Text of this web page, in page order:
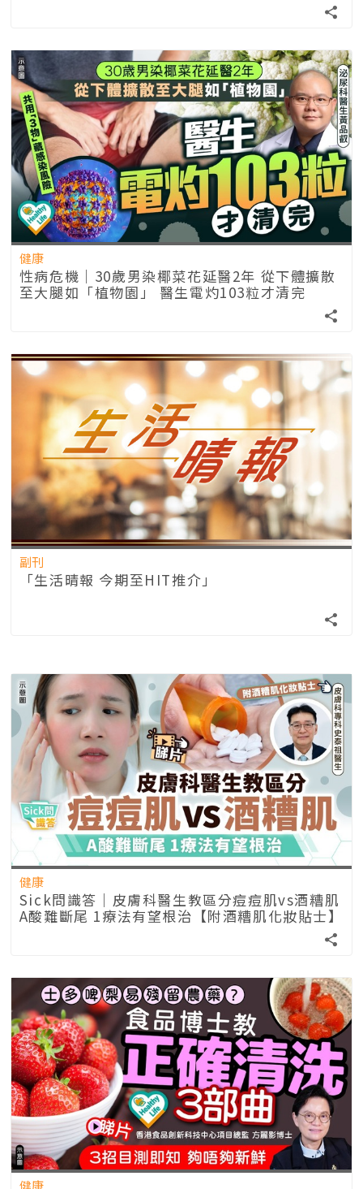
健康
性病危機｜30歲男染椰菜花延醫2年 從下體擴散
至大腿如「植物園」 醫生電灼103粒才清完
副刊
「生活晴報 今期至HIT推介」
健康
Sick問識答｜皮膚科醫生教區分痘痘肌vs酒糟肌
A酸難斷尾 1療法有望根治【附酒糟肌化妝貼士】